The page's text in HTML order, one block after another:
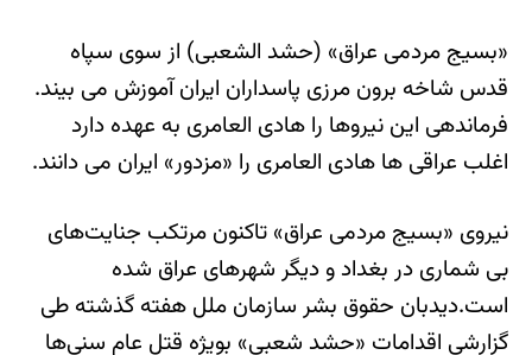
«بسیج مردمی عراق» (حشد الشعبی) از سوی سپاه
قدس شاخه برون مرزی پاسداران ایران آموزش می بیند.
فرماندهی این نیروها را هادی العامری به عهده دارد
اغلب عراقی ها هادی العامری را «مزدور» ایران می دانند.
نیروی «بسیج مردمی عراق» تاکنون مرتکب جنایت‌های
بی شماری در بغداد و دیگر شهرهای عراق شده
است.دیدبان حقوق بشر سازمان ملل هفته گذشته طی
گزارشی اقدامات «حشد شعبی» بویژه قتل عام سنی‌ها